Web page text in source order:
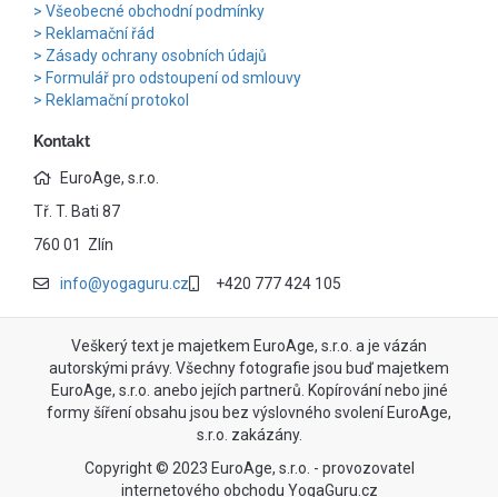
Všeobecné obchodní podmínky
Reklamační řád
Zásady ochrany osobních údajů
Formulář pro odstoupení od smlouvy
Reklamační protokol
Kontakt
EuroAge, s.r.o.
Tř. T. Bati 87
760 01 Zlín
info@yogaguru.cz +420 777 424 105
Veškerý text je majetkem EuroAge, s.r.o. a je vázán
autorskými právy. Všechny fotografie jsou buď majetkem
EuroAge, s.r.o. anebo jejích partnerů. Kopírování nebo jiné
formy šíření obsahu jsou bez výslovného svolení EuroAge,
s.r.o. zakázány.
Copyright © 2023 EuroAge, s.r.o. - provozovatel
internetového obchodu YogaGuru.cz